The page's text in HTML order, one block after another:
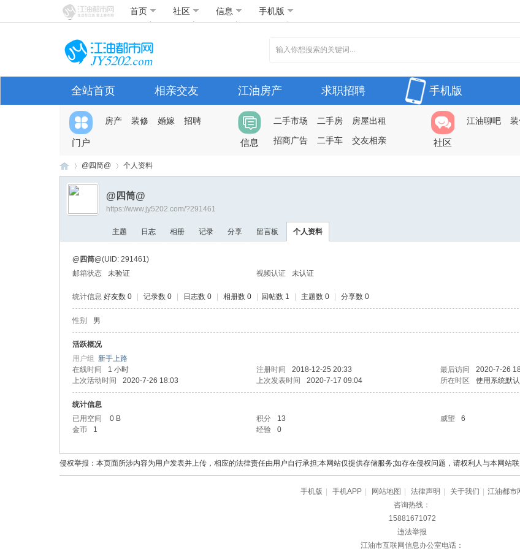
首页 社区 信息 手机版
全站首页 相亲交友 江油房产 求职招聘 手机版
门户
房产 装修 婚嫁 招聘
信息
二手市场 二手房
房屋出租
招商广告
二手车 交友相亲 社区
江油聊吧
都
›
@四筒@ 个人资料
@四筒@
https://www.jy5202.com/?291461
主题 日志 相册 记录 分享 留言板 个人资料
@四筒@(UID: 291461)
邮箱状态
未验证 视频认证 未认证
统计信息 好友数 0 记录数 0 日志数 0 相册数 0 回帖数 1 主题数 0 分享数 0
性别 男
活跃概况
用户组 新手上路
在线时间
1 小时 注册时间 2018-12-25 20:33 最后访问
2020-7-26
上次活动时间
2020-7-26 18:03 上次发表时间 2020-7-17 09:04 所在时区 使用系统默认
统计信息
已用空间
0 B 积分 13 威望
6
金币
1 经验 0
侵权举报：本页面所涉内容为用户发表并上传，相应的法律责任由用户自行承担;本网站仅提供存储服务;如存在侵权问题，请权利人与本网站
手机版 手机APP 网站地图 法律声明 关于我们
江油都市
咨询热线：
15881671072
违法举报
江油市互联网信息办公室电话：